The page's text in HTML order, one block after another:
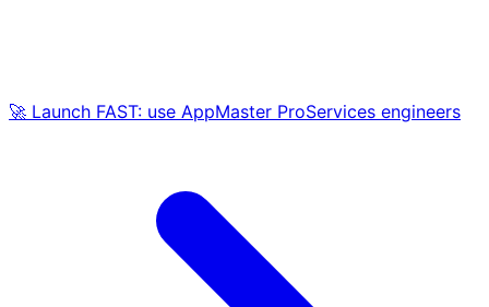
🚀 Launch FAST: use AppMaster ProServices engineers